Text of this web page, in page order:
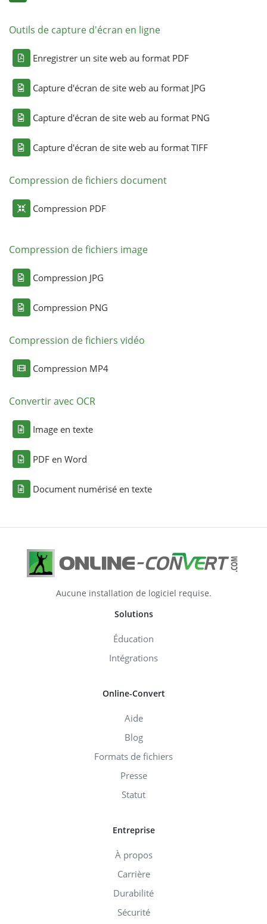
Outils de capture d'écran en ligne
Enregistrer un site web au format PDF
Capture d'écran de site web au format JPG
Capture d'écran de site web au format PNG
Capture d'écran de site web au format TIFF
Compression de fichiers document
Compression PDF
Compression de fichiers image
Compression JPG
Compression PNG
Compression de fichiers vidéo
Compression MP4
Convertir avec OCR
Image en texte
PDF en Word
Document numérisé en texte
Aucune installation de logiciel requise.
Solutions
Éducation
Intégrations
Online-Convert
Aide
Blog
Formats de fichiers
Presse
Statut
Entreprise
À propos
Carrière
Durabilité
Sécurité